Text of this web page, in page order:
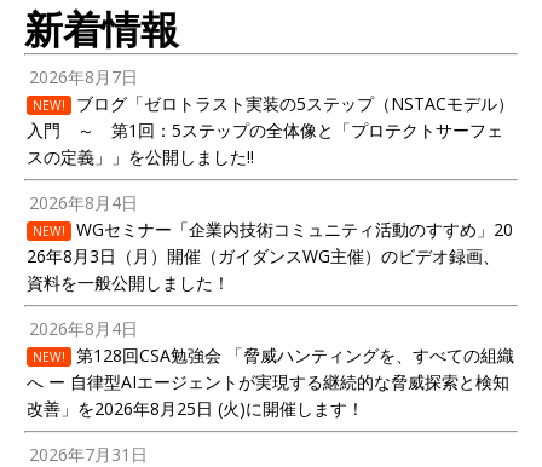
新着情報
2026年8月7日
NEW!
ブログ「ゼロトラスト実装の5ステップ（NSTACモデル）
入門 ～ 第1回：5ステップの全体像と「プロテクトサーフェ
スの定義」」を公開しました!!
2026年8月4日
NEW!
WGセミナー「企業内技術コミュニティ活動のすすめ」20
26年8月3日（月）開催（ガイダンスWG主催）のビデオ録画、
資料を一般公開しました！
2026年8月4日
NEW!
第128回CSA勉強会 「脅威ハンティングを、すべての組織
へ ー 自律型AIエージェントが実現する継続的な脅威探索と検知
改善」を2026年8月25日 (火)に開催します！
2026年7月31日